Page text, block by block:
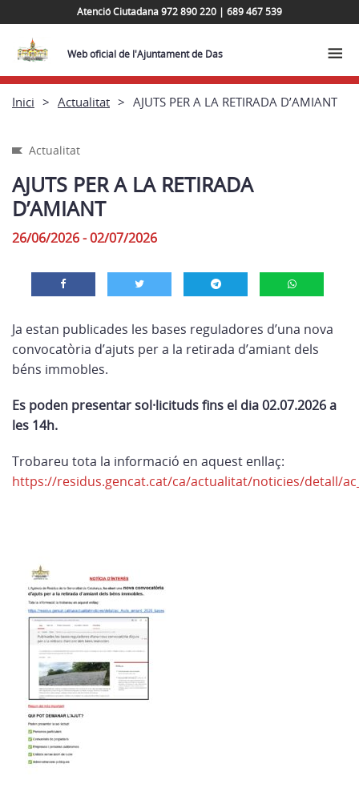
Atenció Ciutadana 972 890 220 | 689 467 539
Web oficial de l'Ajuntament de Das
Inici Actualitat AJUTS PER A LA RETIRADA D’AMIANT
Actualitat
AJUTS PER A LA RETIRADA
D’AMIANT
26/06/2026 - 02/07/2026
Ja estan publicades les bases reguladores d’una nova
convocatòria d’ajuts per a la retirada d’amiant dels
béns immobles.
Es poden presentar sol·licituds fins el dia 02.07.2026 a
les 14h.
Trobareu tota la informació en aquest enllaç:
https://residus.gencat.cat/ca/actualitat/noticies/detall/